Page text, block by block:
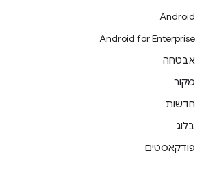
Android
Android for Enterprise
אבטחה
מקור
חדשות
בלוג
פודקאסטים